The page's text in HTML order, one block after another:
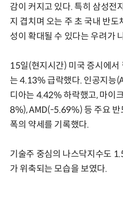
감이 커지고 있다. 특히 삼성전
지 겹치며 오는 주 초 국내 반
성이 확대될 수 있다는 우려가
15일(현지시간) 미국 증시에서
는 4.13% 급락했다. 인공지능
디아는 4.42% 하락했고, 마이
8%), AMD(-5.69%) 등 주요 반
폭의 약세를 기록했다.
기술주 중심의 나스닥지수도
가 위축되는 모습을 보였다.